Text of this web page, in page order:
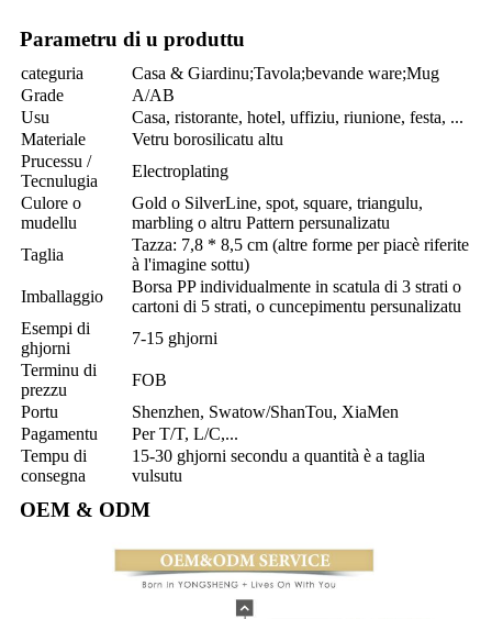
Parametru di u produttu
categuria
Casa & Giardinu;Tavola;bevande ware;Mug
Grade
A/AB
Usu
Casa, ristorante, hotel, uffiziu, riunione, festa, ...
Materiale
Vetru borosilicatu altu
Prucessu /
Tecnulugia
Electroplating
Culore o
mudellu
Gold o SilverLine, spot, square, triangulu,
marbling o altru Pattern persunalizatu
Taglia
Tazza: 7,8 * 8,5 cm (altre forme per piacè riferite
à l'imagine sottu)
Imballaggio
Borsa PP individualmente in scatula di 3 strati o
cartoni di 5 strati, o cuncepimentu persunalizatu
Esempi di
ghjorni
7-15 ghjorni
Terminu di
prezzu
FOB
Portu
Shenzhen, Swatow/ShanTou, XiaMen
Pagamentu
Per T/T, L/C,...
Tempu di
consegna
15-30 ghjorni secondu a quantità è a taglia
vulsutu
OEM & ODM